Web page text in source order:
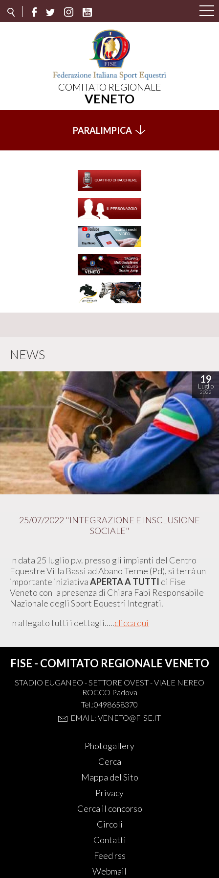
COMITATO REGIONALE
VENETO
PARALIMPICA
NEWS
19
Luglio
2022
25/07/2022 "INTEGRAZIONE E INSCLUSIONE
SOCIALE"
In data 25 luglio p.v. presso gli impianti del Centro
Equestre Villa Bassi ad Abano Terme (Pd), si terrà un
importante iniziativaAPERTA A TUTTI di Fise
Veneto con la presenza di Chiara Fabi Responsabile
Nazionale degli Sport Equestri Integrati.
In allegato tutti i dettagli.....clicca qui
FISE - COMITATO REGIONALE VENETO
STADIO EUGANEO - SETTORE OVEST - VIALE NEREO
ROCCO Padova
Tel.:0498658370
EMAIL: VENETO@FISE.IT
Photogallery
Cerca
Mappa del Sito
Privacy
Cerca il concorso
Circoli
Contatti
Feed rss
Webmail